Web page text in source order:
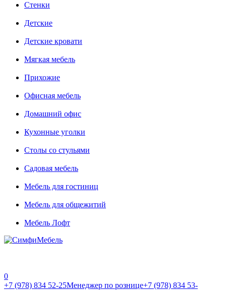
Стенки
Детские
Детские кровати
Мягкая мебель
Прихожие
Офисная мебель
Домашний офис
Кухонные уголки
Столы со стульями
Садовая мебель
Мебель для гостиниц
Мебель для общежитий
Мебель Лофт
0
+7 (978) 834 52-25Менеджер по рознице+7 (978) 834 53-